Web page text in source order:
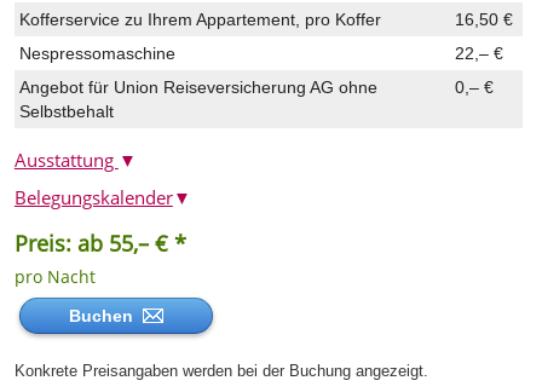
Kofferservice zu Ihrem Appartement, pro Koffer
16,50 €
Nespressomaschine
22,– €
Angebot für Union Reiseversicherung AG ohne
Selbstbehalt
0,– €
Ausstattung ▼
Preis: ab 55,– € *
pro Nacht
Buchen
Konkrete Preisangaben werden bei der Buchung angezeigt.
Belegungskalender▼